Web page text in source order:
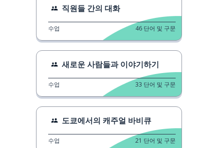
직원들 간의 대화
수업 46 단어 및 구문
새로운 사람들과 이야기하기
수업 33 단어 및 구문
도쿄에서의 캐주얼 바비큐
수업 21 단어 및 구문